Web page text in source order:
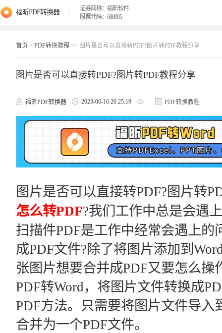
福昕PDF转换器
证券简称：福昕软件
股票代码：688095
首页 > PDF转换教程 >> 图片是否可以直接转PDF?图片转PDF教程分享
图片是否可以直接转PDF?图片转PDF教程分享
福昕PDF转换器 2023-06-16 20:25:19 PDF转换教程
图片是否可以直接转PDF?图片转
怎么转PDF?我们工作中总是会遇
扫描件PDF是工作中经常会遇上
成PDF文件?除了将图片添加到
张图片想要合并成PDF又要怎么操
PDF转Word，将图片文件转换成
PDF方法。只需要将图片文件导
合并为一个PDF文件。